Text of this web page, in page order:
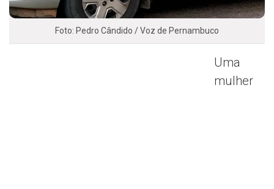
Foto: Pedro Cândido / Voz de Pernambuco
Uma
mulher